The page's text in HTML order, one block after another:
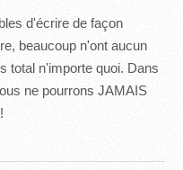
d'écrire de façon
beaucoup n'ont aucun
total n'importe quoi. Dans
ne pourrons JAMAIS